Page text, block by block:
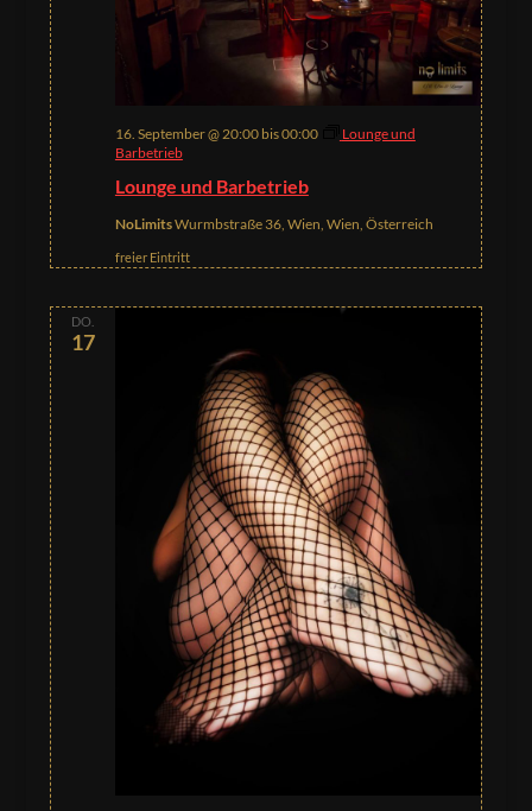
Lounge und Barbetrieb
16. September @ 20:00bis00:00
Lounge und
Barbetrieb
NoLimitsWurmbstraße 36, Wien, Wien, Österreich
freier Eintritt
DO.
17